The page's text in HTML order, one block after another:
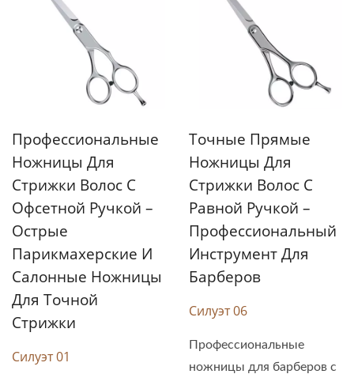
Профессиональные
Ножницы Для
Стрижки Волос С
Офсетной Ручкой –
Острые
Парикмахерские И
Салонные Ножницы
Для Точной
Стрижки
Силуэт 01
Точные Прямые
Ножницы Для
Стрижки Волос С
Равной Ручкой –
Профессиональный
Инструмент Для
Барберов
Силуэт 06
Профессиональные
ножницы для барберов с